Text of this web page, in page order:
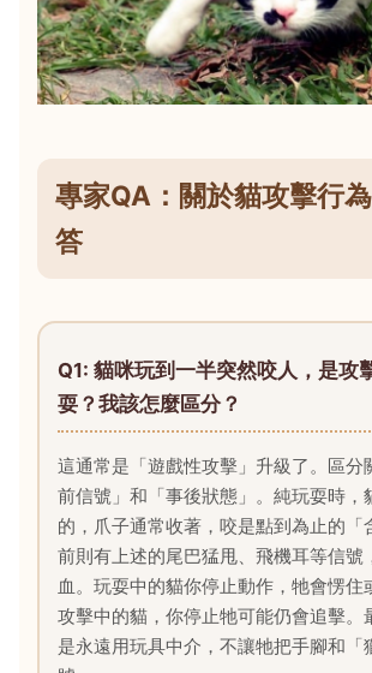
專家QA：關於貓攻擊行
答
Q1: 貓咪玩到一半突然咬人，是攻
耍？我該怎麼區分？
這通常是「遊戲性攻擊」升級了。區分
前信號」和「事後狀態」。純玩耍時，
的，爪子通常收著，咬是點到為止的「
前則有上述的尾巴猛甩、飛機耳等信號
血。玩耍中的貓你停止動作，牠會愣住
攻擊中的貓，你停止牠可能仍會追擊。
是永遠用玩具中介，不讓牠把手腳和「